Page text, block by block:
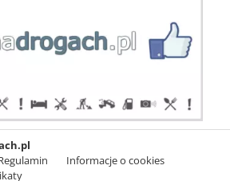
Informacje o cookies